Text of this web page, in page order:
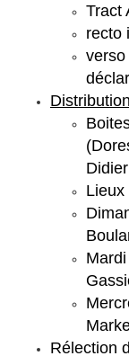
Tract
recto
Distribution
Lieux
Rélection